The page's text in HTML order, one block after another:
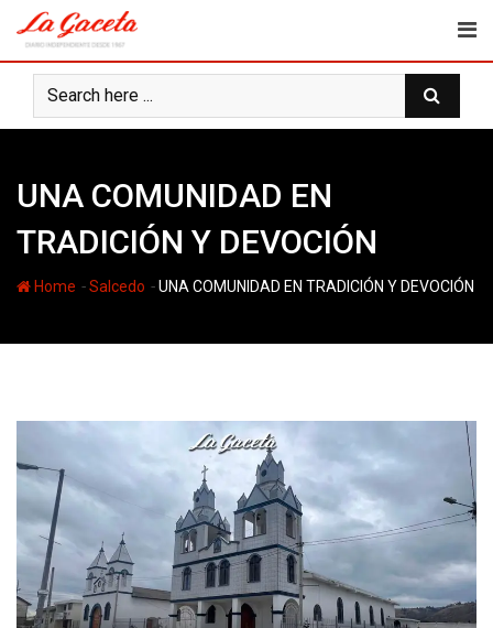
content
UNA COMUNIDAD EN
TRADICIÓN Y DEVOCIÓN
Home -Salcedo -UNA COMUNIDAD EN TRADICIÓN Y DEVOCIÓN